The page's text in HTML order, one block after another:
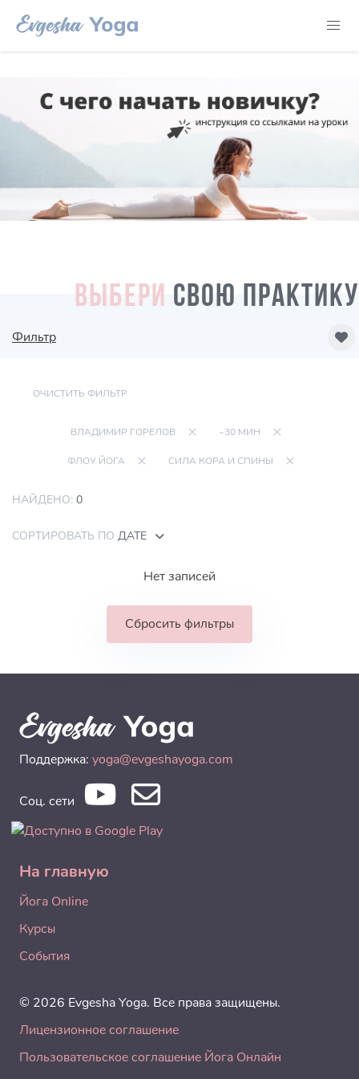
ВЫБЕРИ СВОЮ ПРАКТИКУ
Фильтр
ОЧИСТИТЬ ФИЛЬТР
ВЛАДИМИР ГОРЕЛОВ ~30 МИН
ФЛОУ ЙОГА СИЛА КОРА И СПИНЫ
НАЙДЕНО: 0
СОРТИРОВАТЬ ПО ДАТЕ
Нет записей
Сбросить фильтры
Поддержка: yoga@evgeshayoga.com
Соц. сети
На главную
Йога Online
Курсы
События
© 2026 Evgesha Yoga. Все права защищены.
Лицензионное соглашение
Пользовательское соглашение Йога Онлайн